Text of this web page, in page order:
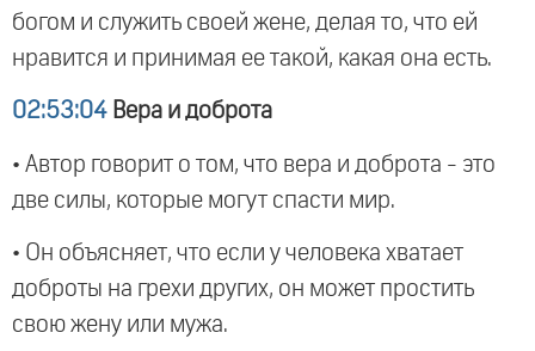
богом и служить своей жене, делая то, что ей
нравится и принимая ее такой, какая она есть.
02:53:04 Вера и доброта
• Автор говорит о том, что вера и доброта - это
две силы, которые могут спасти мир.
• Он объясняет, что если у человека хватает
доброты на грехи других, он может простить
свою жену или мужа.